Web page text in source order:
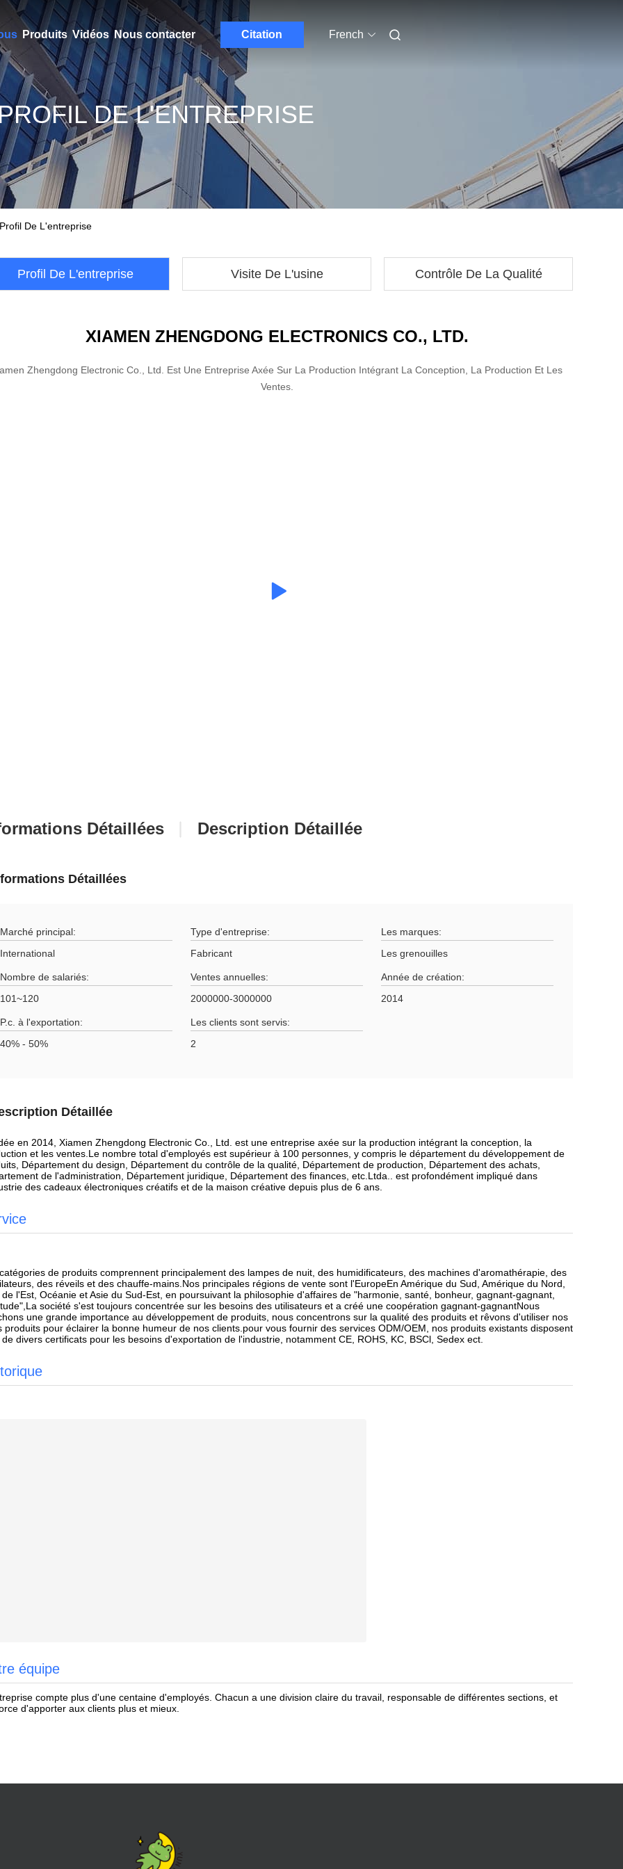
Produits Vidéos Nous contacter Citation French
DE L'ENTREPRISE
De L'entreprise
Profil De L'entreprise Visite De L'usine Contrôle De La Qualité
XIAMEN ZHENGDONG ELECTRONICS CO., LTD.
Zhengdong Electronic Co., Ltd. Est Une Entreprise Axée Sur La Production Intégrant La Conception, La Production Et Les
Ventes.
Détaillées Description Détaillée
Détaillées
Marché principal:
International
Type d'entreprise:
Fabricant
Les marques:
Les grenouilles
Nombre de salariés:
101~120
Ventes annuelles:
2000000-3000000
Année de création:
2014
P.c. à l'exportation:
40% - 50%
Les clients sont servis:
2
Détaillée
en 2014, Xiamen Zhengdong Electronic Co., Ltd. est une entreprise axée sur la production intégrant la conception, la
et les ventes.Le nombre total d'employés est supérieur à 100 personnes, y compris le département du développement de
Département du design, Département du contrôle de la qualité, Département de production, Département des achats,
de l'administration, Département juridique, Département des finances, etc.Ltda.. est profondément impliqué dans
des cadeaux électroniques créatifs et de la maison créative depuis plus de 6 ans.
de produits comprennent principalement des lampes de nuit, des humidificateurs, des machines d'aromathérapie, des
des réveils et des chauffe-mains.Nos principales régions de vente sont l'EuropeEn Amérique du Sud, Amérique du Nord,
de l'Est, Océanie et Asie du Sud-Est, en poursuivant la philosophie d'affaires de "harmonie, santé, bonheur, gagnant-gagnant,
société s'est toujours concentrée sur les besoins des utilisateurs et a créé une coopération gagnant-gagnantNous
une grande importance au développement de produits, nous concentrons sur la qualité des produits et rêvons d'utiliser nos
produits pour éclairer la bonne humeur de nos clients.pour vous fournir des services ODM/OEM, nos produits existants disposent
divers certificats pour les besoins d'exportation de l'industrie, notamment CE, ROHS, KC, BSCl, Sedex ect.
équipe
compte plus d'une centaine d'employés. Chacun a une division claire du travail, responsable de différentes sections, et
d'apporter aux clients plus et mieux.